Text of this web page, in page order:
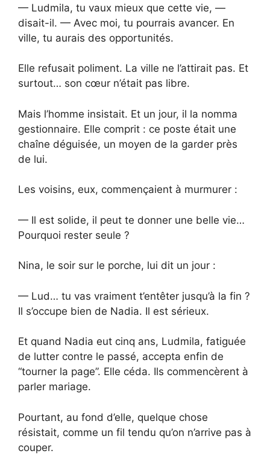
— Ludmila, tu vaux mieux que cette vie, —
disait-il. — Avec moi, tu pourrais avancer. En
ville, tu aurais des opportunités.
Elle refusait poliment. La ville ne l’attirait pas. Et
surtout… son cœur n’était pas libre.
Mais l’homme insistait. Et un jour, il la nomma
gestionnaire. Elle comprit : ce poste était une
chaîne déguisée, un moyen de la garder près
de lui.
Les voisins, eux, commençaient à murmurer :
— Il est solide, il peut te donner une belle vie…
Pourquoi rester seule ?
Nina, le soir sur le porche, lui dit un jour :
— Lud… tu vas vraiment t’entêter jusqu’à la fin ?
Il s’occupe bien de Nadia. Il est sérieux.
Et quand Nadia eut cinq ans, Ludmila, fatiguée
de lutter contre le passé, accepta enfin de
“tourner la page”. Elle céda. Ils commencèrent à
parler mariage.
Pourtant, au fond d’elle, quelque chose
résistait, comme un fil tendu qu’on n’arrive pas à
couper.